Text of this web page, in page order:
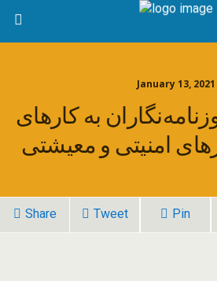
January 13, 2021
به کارهای
امنیتی و معیشتی
Share Tweet Pin